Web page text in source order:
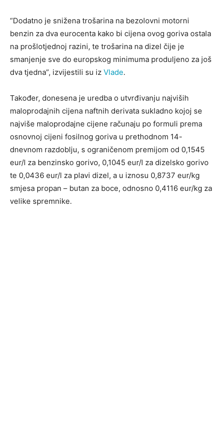
“Dodatno je snižena trošarina na bezolovni motorni
benzin za dva eurocenta kako bi cijena ovog goriva ostala
na prošlotjednoj razini, te trošarina na dizel čije je
smanjenje sve do europskog minimuma produljeno za još
dva tjedna”, izvijestili su iz Vlade.
Također, donesena je uredba o utvrđivanju najviših
maloprodajnih cijena naftnih derivata sukladno kojoj se
najviše maloprodajne cijene računaju po formuli prema
osnovnoj cijeni fosilnog goriva u prethodnom 14-
dnevnom razdoblju, s ograničenom premijom od 0,1545
eur/l za benzinsko gorivo, 0,1045 eur/l za dizelsko gorivo
te 0,0436 eur/l za plavi dizel, a u iznosu 0,8737 eur/kg
smjesa propan – butan za boce, odnosno 0,4116 eur/kg za
velike spremnike.